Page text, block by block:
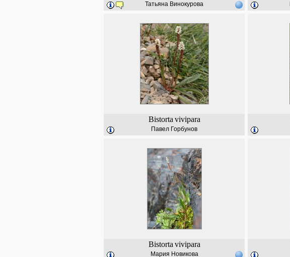
Татьяна Винокурова
Bistorta vivipara
Павел Горбунов
Bistorta vivipara
Мария Новикова